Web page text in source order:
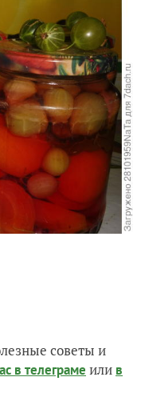
советы и
в телеграме или в